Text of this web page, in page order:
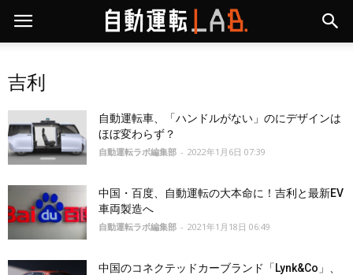
吉利
自動運転車、「ハンドルがない」のにデザインは
ほぼ変わらず？
自動運転ラボ編集部 - 2022年1月6日 07:39
中国・百度、自動運転の大本命に！吉利と最新EV
車両製造へ
自動運転ラボ編集部 - 2021年1月18日 06:49
中国のコネクテッドカーブランド「Lynk&Co」、